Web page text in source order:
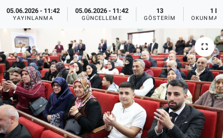
05.06.2026 - 11:42
YAYINLANMA
05.06.2026 - 11:42
GÜNCELLEME
13
GÖSTERIM
1 DK
OKUNMA
Doğa Konuşuyor
Dünya
Ege Saati
Ege'den Esintiler
Eğitim
Eğlence
Sağlık
Spor
Yayın Akışı
İletişim
Tüm Manşetler
Son Dakika Haberleri
Haber Arşivi